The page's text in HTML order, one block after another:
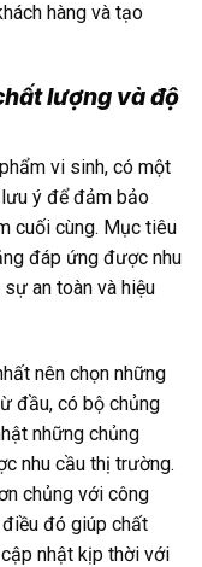
hàng và tạo
lượng và độ
vi sinh, có một
ý để đảm bảo
cuối cùng. Mục tiêu
đáp ứng được nhu
an toàn và hiệu
nên chọn những
đầu, có bộ chủng
những chủng
nhu cầu thị trường.
chủng với công
đó giúp chất
nhật kịp thời với